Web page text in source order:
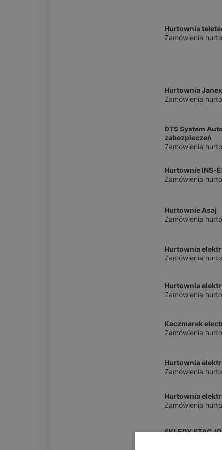
Hurtownia
Zamówienia
Hurtownia
Zamówienia
DTS System
zabezpieczeń
Zamówienia
Hurtownie INS-El
Zamówienia
Hurtownie Asaj
Zamówienia
Hurtownia
Zamówienia
Hurtownia
Zamówienia
Kaczmarek
Zamówienia
Hurtownia
Zamówienia
Hurtownia
Zamówienia
SKLEPY